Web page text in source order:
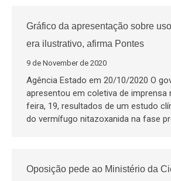
Gráfico da apresentação sobre
era ilustrativo, afirma Pontes
9 de November de 2020
Agência Estado em 20/10/2020 O
apresentou em coletiva de imprensa
feira, 19, resultados de um estudo
do vermífugo nitazoxanida na fase
Oposição pede ao Ministério da